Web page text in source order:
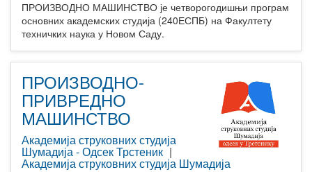
ПРОИЗВОДНО МАШИНСТВО је четворогодишњи програм
основних академских студија (240ЕСПБ) на Факултету
техничких наука у Новом Саду.
ПРОИЗВОДНО-
ПРИВРЕДНО
МАШИНСТВО
Академија струковних студија
Шумадија - Одсек Трстеник |
Академија струковних студија Шумадија